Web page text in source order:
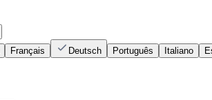
Français Deutsch Português Italiano